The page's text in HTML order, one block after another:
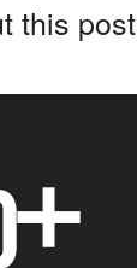
this post